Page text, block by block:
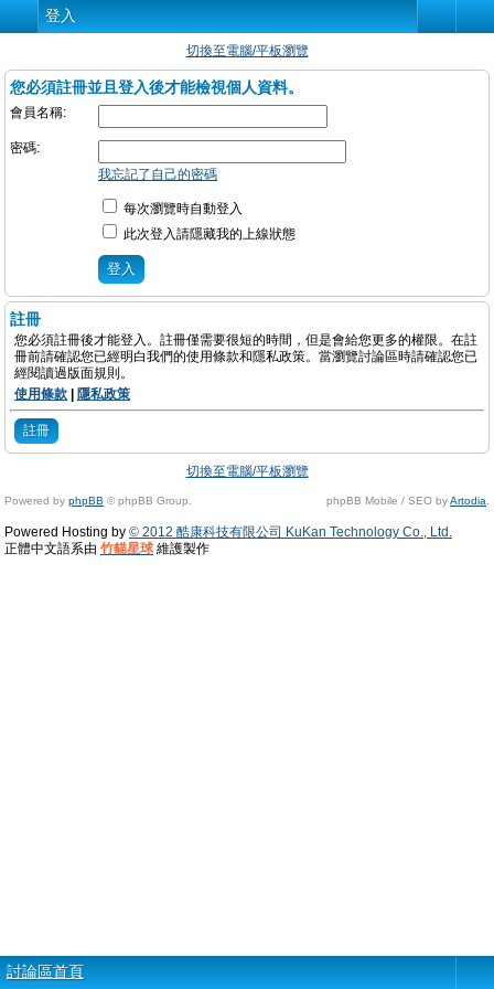
登入
切換至電腦/平板瀏覽
您必須註冊並且登入後才能檢視個人資料。
會員名稱:
密碼:
我忘記了自己的密碼
每次瀏覽時自動登入
此次登入請隱藏我的上線狀態
註冊
您必須註冊後才能登入。註冊僅需要很短的時間，但是會給您更多的權限。在註
冊前請確認您已經明白我們的使用條款和隱私政策。當瀏覽討論區時請確認您已
經閱讀過版面規則。
使用條款
隱私政策
註冊
切換至電腦/平板瀏覽
Powered by phpBB © phpBB Group. phpBB Mobile / SEO byArtodia
Powered Hosting by © 2012 酷康科技有限公司 KuKan Technology Co., Ltd.
正體中文語系由 竹貓星球 維護製作
討論區首頁